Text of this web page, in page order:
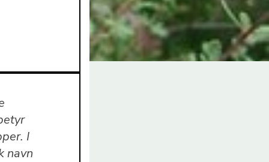
I
navn